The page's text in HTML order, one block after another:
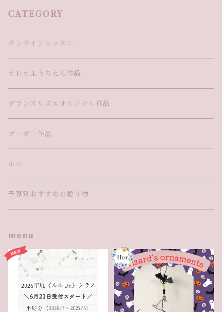
CATEGORY
オンラインレッスン
オレオようちえん作品
グランスリズエオリジナル作品
オーダー作品
ルル
予算別おすすめの贈り物
menu